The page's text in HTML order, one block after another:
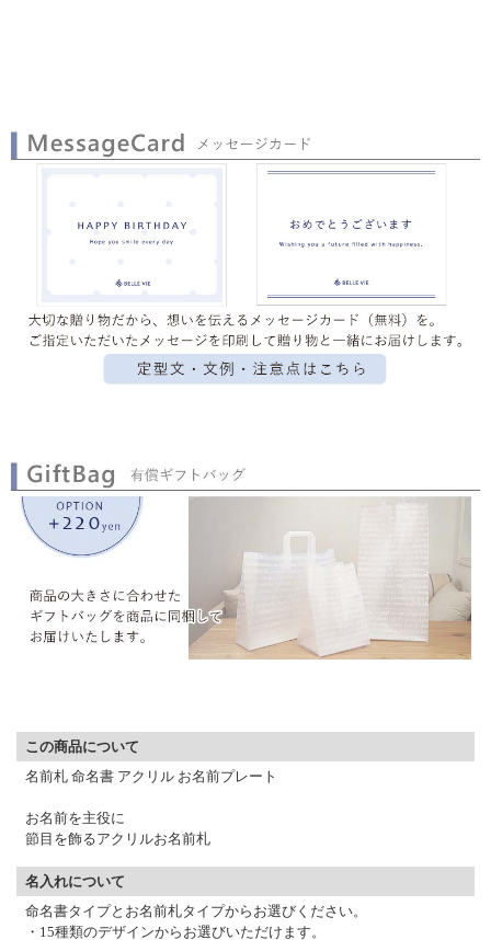
この商品について
名前札 命名書 アクリル お名前プレート
お名前を主役に
節目を飾るアクリルお名前札
名入れについて
命名書タイプとお名前札タイプからお選びください。
・15種類のデザインからお選びいただけます。